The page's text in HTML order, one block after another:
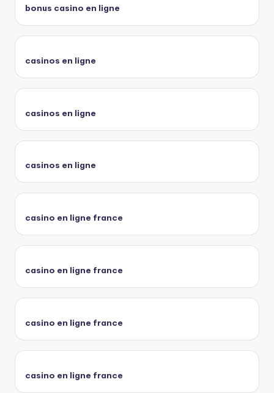
bonus casino en ligne
casinos en ligne
casinos en ligne
casinos en ligne
casino en ligne france
casino en ligne france
casino en ligne france
casino en ligne france